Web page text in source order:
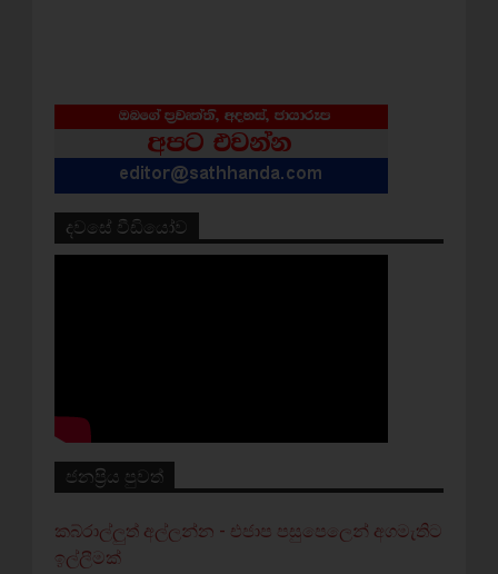
දවසේ වීඩියෝව
ජනප්‍රිය පුවත්
කබ්රාල්ලුත් අල්ලන්න - එජාප පසුපෙලෙන් අගමැතිට
ඉල්ලීමක්